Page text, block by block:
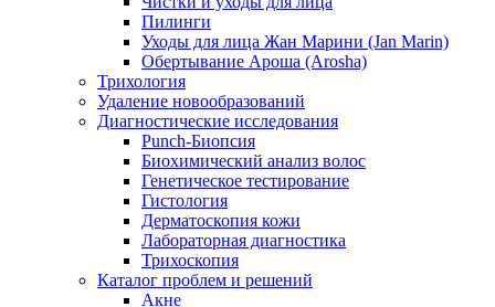
Пилинги
Уходы для лица Жан Марини (Jan Marin)
Обертывание Ароша (Arosha)
Трихология
Удаление новообразований
Диагностические исследования
Punch-Биопсия
Биохимический анализ волос
Генетическое тестирование
Гистология
Дерматоскопия кожи
Лабораторная диагностика
Трихоскопия
Каталог проблем и решений
Акне